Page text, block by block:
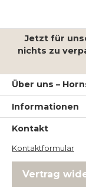
Jetzt für
nichts zu
Über uns –
Informationen
Kontakt
Kontaktformular
Vertrag